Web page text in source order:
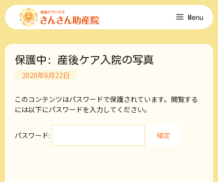
コ
ン
ツ
Menu
保護中: 産後ケア入院の写真
2020年6月22日
このコンテンツはパスワードで保護されています。閲覧する
には以下にパスワードを入力してください。
パスワード: